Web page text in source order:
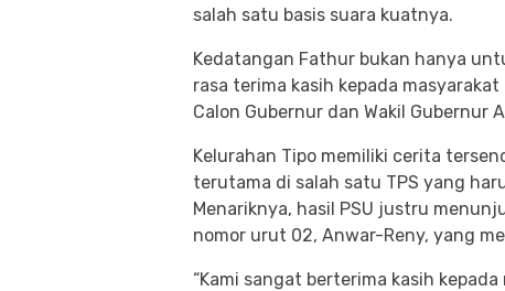
salah satu basis suara kuatnya.
Kedatangan Fathur bukan hanya
rasa terima kasih kepada
Calon Gubernur dan Wakil Gubernur
Kelurahan Tipo memiliki cerita
terutama di salah satu TPS yang
Menariknya, hasil PSU justru
nomor urut 02, Anwar-Reny, yang
“Kami sangat berterima kasih